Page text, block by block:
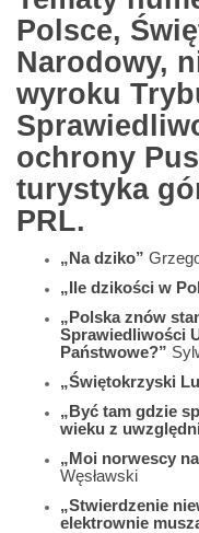
Polsce,
Narodowy,
wyroku
ochrony
turystyka
PRL.
„Na dziko”
„Ile dzikości w
„Polska znów
Sprawiedliwości
Państwowe?”
„Świętokrzyski
„Być tam gdzie
wieku z
„Moi norwescy
Węsławski
„Stwierdzenie
elektrownie